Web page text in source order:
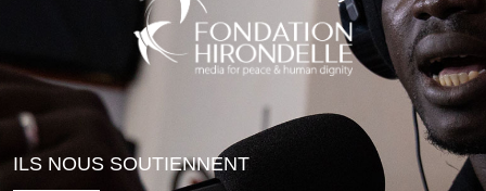
ILS NOUS SOUTIENNENT